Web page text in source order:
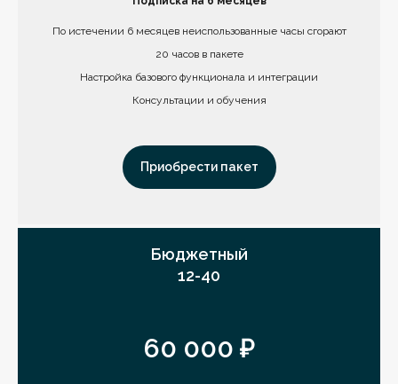
По истечении 6 месяцев неиспользованные часы сгорают
20 часов в пакете
Настройка базового функционала и интеграции
Консультации и обучения
Приобрести пакет
Бюджетный
12-40
60 000 ₽